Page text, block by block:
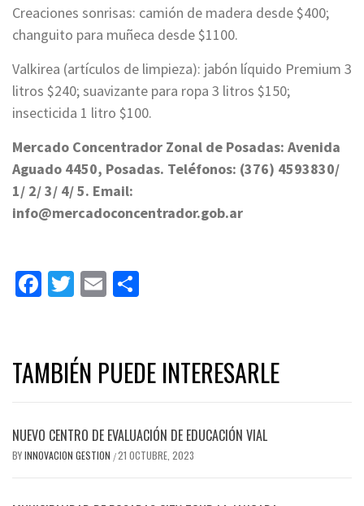
Creaciones sonrisas: camión de madera desde $400;
changuito para muñeca desde $1100.
Valkirea (artículos de limpieza): jabón líquido Premium 3
litros $240; suavizante para ropa 3 litros $150;
insecticida 1 litro $100.
Mercado Concentrador Zonal de Posadas: Avenida
Aguado 4450, Posadas. Teléfonos: (376) 4593830/
1/ 2/ 3/ 4/ 5. Email:
info@mercadoconcentrador.gob.ar
Facebook
Twitter
Email
TAMBIÉN PUEDE INTERESARLE
NUEVO CENTRO DE EVALUACIÓN DE EDUCACIÓN VIAL
BYINNOVACION GESTION /21 OCTUBRE, 2023